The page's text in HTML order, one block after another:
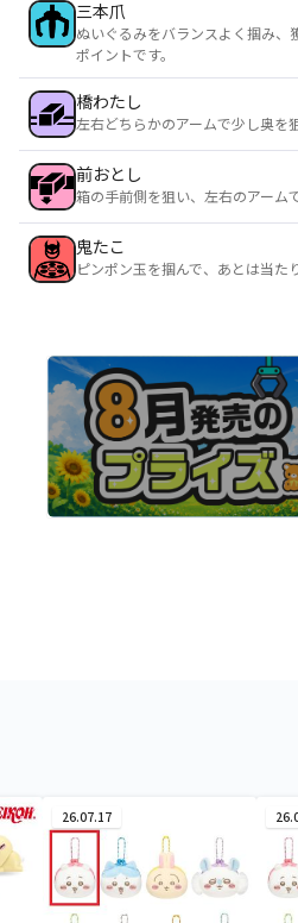
三本爪
ぬいぐるみをバランスよく掴み、
ポイントです。
橋わたし
左右どちらかのアームで少し奥を
前おとし
箱の手前側を狙い、左右のアーム
鬼たこ
ピンポン玉を掴んで、あとは当た
26.07.17